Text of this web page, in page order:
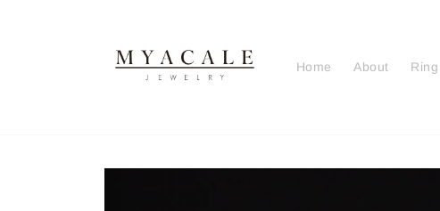
Home About Ring
商品情